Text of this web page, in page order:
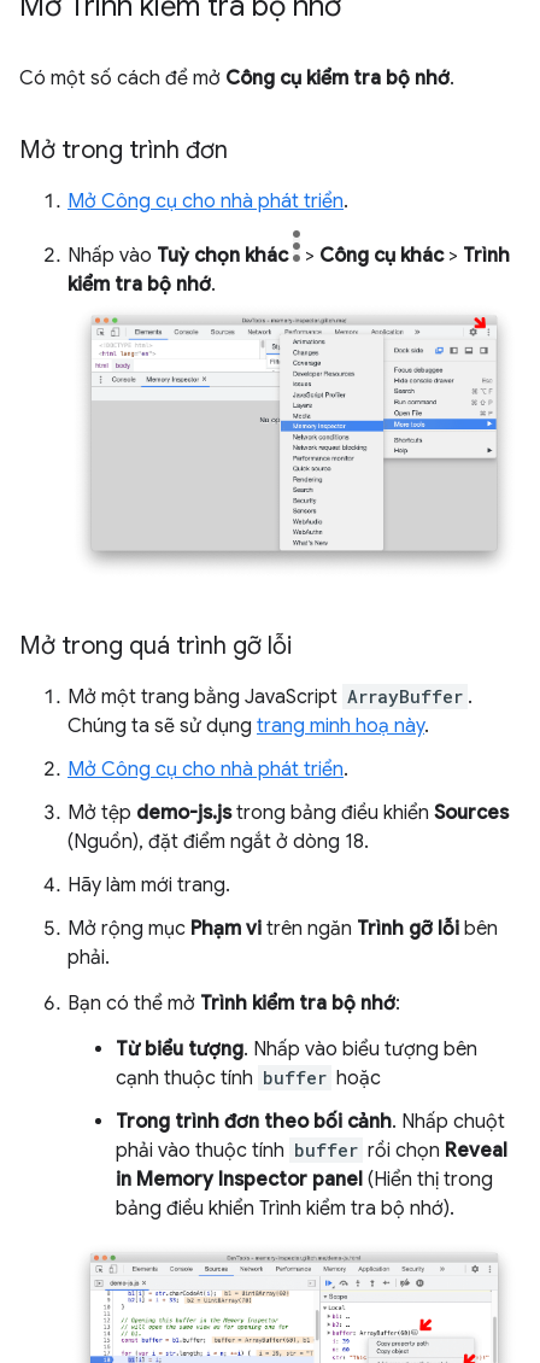
Có một số cách để mở Công cụ kiểm tra bộ nhớ.
Mở trong trình đơn
Mở Công cụ cho nhà phát triển.
Nhấp vào Tuỳ chọn khác > Công cụ khác> Trình
kiểm tra bộ nhớ.
Mở trong quá trình gỡ lỗi
Mở một trang bằng JavaScript ArrayBuffer .
Chúng ta sẽ sử dụng trang minh hoạ này.
Mở Công cụ cho nhà phát triển.
Mở tệp demo-js.jstrong bảng điều khiển Sources
(Nguồn), đặt điểm ngắt ở dòng 18.
Hãy làm mới trang.
Mở rộng mục Phạm vi trên ngăn Trình gỡ lỗi bên
phải.
Bạn có thể mở Trình kiểm tra bộ nhớ:
Từ biểu tượng. Nhấp vào biểu tượng bên
cạnh thuộc tính buffer hoặc
Trong trình đơn theo bối cảnh. Nhấp chuột
phải vào thuộc tính buffer rồi chọn Reveal
in Memory Inspector panel (Hiển thị trong
bảng điều khiển Trình kiểm tra bộ nhớ).